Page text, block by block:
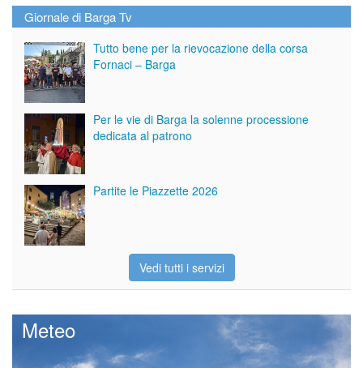
Giornale di Barga Tv
Tutto bene per la rievocazione della corsa
Fornaci – Barga
Per le vie di Barga la solenne processione
dedicata al patrono
Partite le Piazzette 2026
Vedi tutti i servizi
Meteo